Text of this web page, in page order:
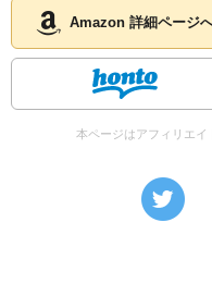
Amazon 詳細ページ
本ページはアフィリエ